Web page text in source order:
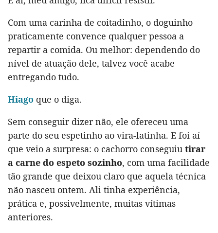
Com uma carinha de coitadinho, o doguinho
praticamente convence qualquer pessoa a
repartir a comida. Ou melhor: dependendo do
nível de atuação dele, talvez você acabe
entregando tudo.
Hiago que o diga.
Sem conseguir dizer não, ele ofereceu uma
parte do seu espetinho ao vira-latinha. E foi aí
que veio a surpresa: o cachorro conseguiu tirar
a carne do espeto sozinho, com uma facilidade
tão grande que deixou claro que aquela técnica
não nasceu ontem. Ali tinha experiência,
prática e, possivelmente, muitas vítimas
anteriores.